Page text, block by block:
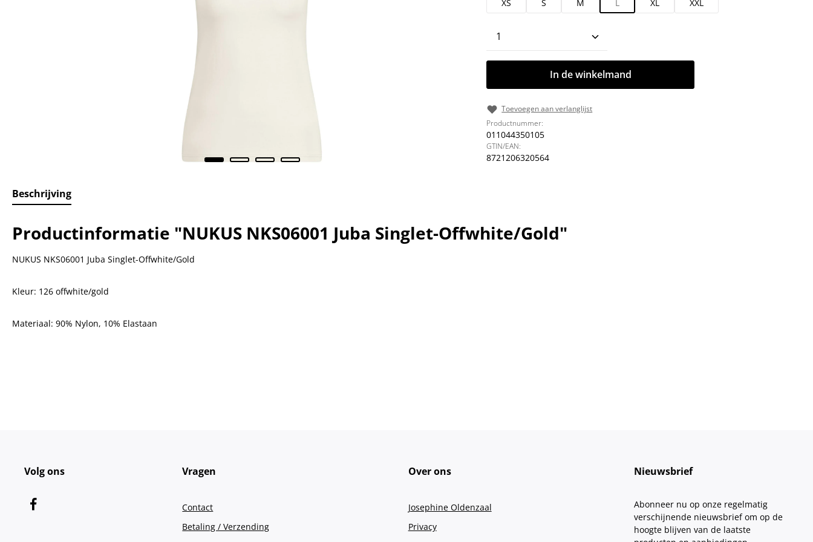
XS S M L XL XXL
Producthoeveelheid: Voer de gewenste
In de winkelmand
Toevoegen aan verlanglijst
Productnummer:
011044350105
GTIN/EAN:
8721206320564
Beschrijving
Productinformatie "NUKUS NKS06001 Juba Singlet-Offwhite/Gold"
NUKUS NKS06001 Juba Singlet-Offwhite/Gold
Kleur: 126 offwhite/gold
Materiaal: 90% Nylon, 10% Elastaan
Volg ons Vragen
Contact
Betaling / Verzending
Over ons
Josephine Oldenzaal
Privacy
Nieuwsbrief
Abonneer nu op onze regelmatig
verschijnende nieuwsbrief om op de
hoogte blijven van de laatste